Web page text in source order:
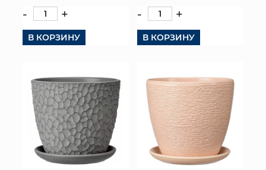
- +
В КОРЗИНУ
- +
В КОРЗИНУ